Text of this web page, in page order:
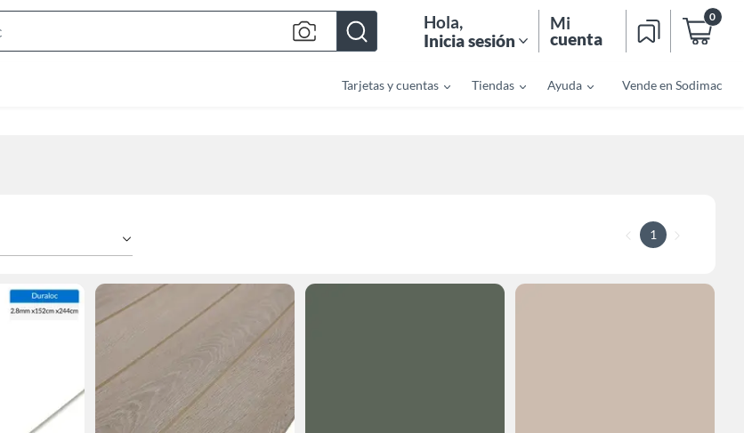
Bar
Hola,
Inicia sesión
Mi
cuenta
0
Tarjetas y cuentas Tiendas Ayuda Vende en Sodimac
1